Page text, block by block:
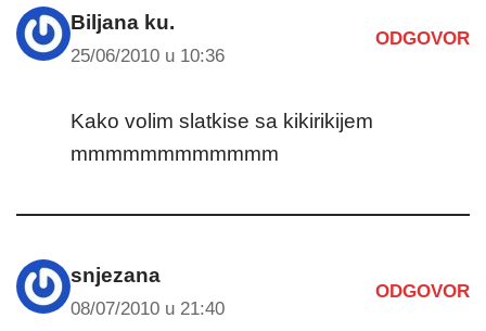
Biljana ku.
25/06/2010 u 10:36
ODGOVOR
Kako volim slatkise sa kikirikijem
mmmmmmmmmmmm
snjezana
08/07/2010 u 21:40
ODGOVOR